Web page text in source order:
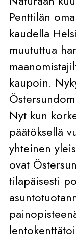
Penttilän
kaudella
muututtua
kaupoin.
Nyt kun
päätöksellä
yhteinen
ovat
tilapäisesti